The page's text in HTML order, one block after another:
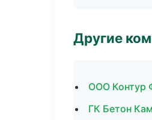
Другие
ООО Контур
ГК Бетон